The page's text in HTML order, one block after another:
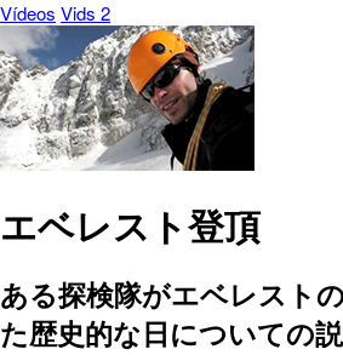
Vídeos Vids 2
エベレスト登頂
ある探検隊がエベレスト
た歴史的な日についての説